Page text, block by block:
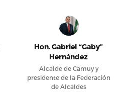
Hon. Gabriel “Gaby”
Hernández
Alcalde de Camuy y
presidente de la Federación
de Alcaldes